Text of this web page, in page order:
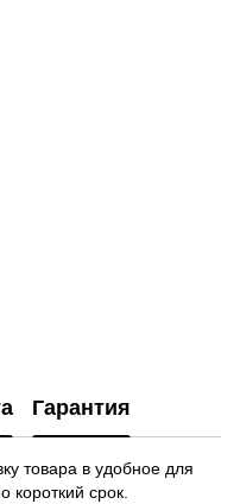
Гарантия
товара в удобное для
срок.